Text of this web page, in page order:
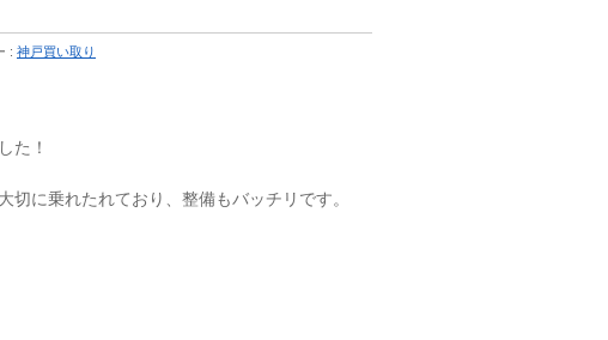
: 神戸買い取り
た！
に乗れたれており、整備もバッチリです。